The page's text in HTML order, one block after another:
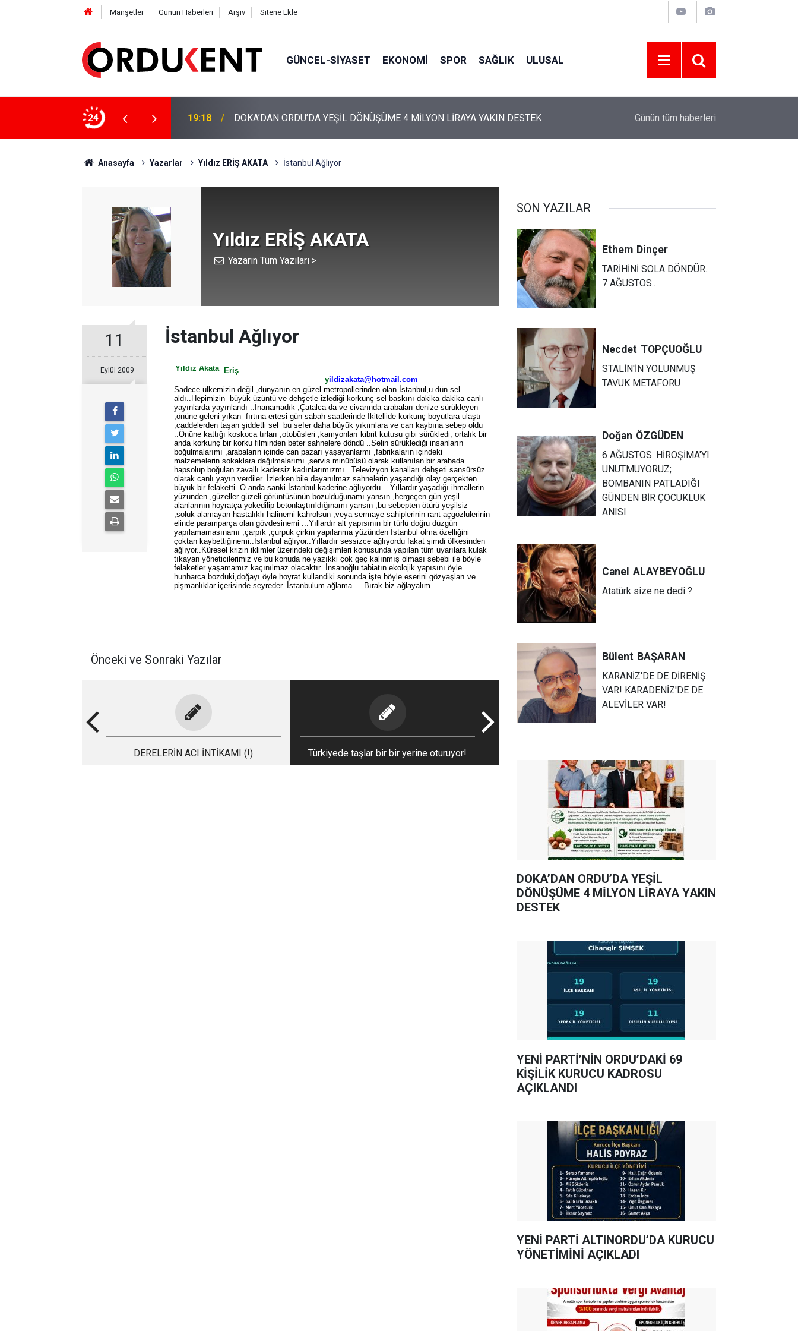
Manşetler Günün Haberleri Arşiv Sitene Ekle
GÜNCEL-SIYASET EKONOMI SPOR SAĞLIK ULUSAL
24 19:18 DOKA’DAN ORDU’DA YEŞİL DÖNÜŞÜME 4 MİLYON LİRAYA YAKIN DESTEK YENİ PARTİ’NİN ORDU’DAKİ 69 KİŞİLİK
Günün tüm haberleri
Anasayfa Yazarlar Yıldız ERİŞ AKATA İstanbul Ağlıyor
Yıldız ERİŞ AKATA
Yazarın Tüm Yazıları >
11
Eylül 2009
İstanbul Ağlıyor
Yıldız Akata Eriş
yildizakata@hotmail.com
Sadece ülkemizin değil ,dünyanın en güzel metropollerinden olan İstanbul,u dün sel
aldı..Hepimizin büyük üzüntü ve dehşetle izlediği korkunç sel baskını dakika dakika canlı
yayınlarda yayınlandı ..İnanamadık ,Çatalca da ve civarında arabaları denize sürükleyen
,önüne geleni yıkan fırtına ertesi gün sabah saatlerinde İkitellide korkunç boyutlara ulaştı
,caddelerden taşan şiddetli sel bu sefer daha büyük yıkımlara ve can kaybına sebep oldu
..Önüne kattığı koskoca tırları ,otobüsleri ,kamyonları kibrit kutusu gibi sürükledi, ortalık bir
anda korkunç bir korku filminden beter sahnelere döndü ..Selin sürüklediği insanların
boğulmalarımı ,arabaların içinde can pazarı yaşayanlarmı ,fabrikaların içindeki
malzemelerin sokaklara dağılmalarımı ,servis minübüsü olarak kullanılan bir arabada
hapsolup boğulan zavallı kadersiz kadınlarımızmı ..Televizyon kanalları dehşeti sansürsüz
olarak canlı yayın verdiler..İzlerken bile dayanılmaz sahnelerin yaşandığı olay gerçekten
büyük bir felaketti..O anda sanki İstanbul kaderine ağlıyordu . .Yıllardır yaşadığı ihmallerin
yüzünden ,güzeller güzeli görüntüsünün bozulduğunamı yansın ,hergeçen gün yeşil
alanlarının hoyratça yokedilip betonlaştırıldığınamı yansın ,bu sebepten ötürü yeşilsiz
,soluk alamayan hastalıklı halinemi kahrolsun ,veya sermaye sahiplerinin rant açgözlülerinin
elinde paramparça olan gövdesinemi ...Yıllardır alt yapısının bir türlü doğru düzgün
yapılamamasınamı ,çarpık ,çurpuk çirkin yapılanma yüzünden İstanbul olma özelliğini
çoktan kaybettiğinemi..İstanbul ağlıyor..Yıllardır sessizce ağlıyordu fakat şimdi öfkesinden
ağlıyor..Küresel krizin iklimler üzerindeki değişimleri konusunda yapılan tüm uyarılara kulak
tıkayan yöneticilerimiz ve bu konuda ne yazıkki çok geç kalınmış olması sebebi ile böyle
felaketler yaşamamız kaçınılmaz olacaktır .İnsanoğlu tabiatın ekolojik yapısını öyle
hunharca bozduki,doğayı öyle hoyrat kullandiki sonunda işte böyle eserini gözyaşları ve
pişmanlıklar içerisinde seyreder. İstanbulum ağlama ..Bırak biz ağlayalım...
Önceki ve Sonraki Yazılar
DERELERİN ACI İNTİKAMI (!) Türkiyede taşlar bir bir yerine oturuyor!
SON YAZILAR
Ethem Dinçer
TARİHİNİ SOLA DÖNDÜR..
7 AĞUSTOS..
Necdet TOPÇUOĞLU
STALİN'İN YOLUNMUŞ
TAVUK METAFORU
Doğan ÖZGÜDEN
6 AĞUSTOS: HİROŞİMA'YI
UNUTMUYORUZ;
BOMBANIN PATLADIĞI
GÜNDEN BİR ÇOCUKLUK
ANISI
Canel ALAYBEYOĞLU
Atatürk size ne dedi ?
Bülent BAŞARAN
KARANİZ'DE DE DİRENİŞ
VAR! KARADENİZ'DE DE
ALEVİLER VAR!
DOKA’DAN ORDU’DA YEŞİL
DÖNÜŞÜME 4 MİLYON LİRAYA YAKIN
DESTEK
YENİ PARTİ’NİN ORDU’DAKİ 69
KİŞİLİK KURUCU KADROSU
AÇIKLANDI
YENİ PARTİ ALTINORDU’DA KURUCU
YÖNETİMİNİ AÇIKLADI